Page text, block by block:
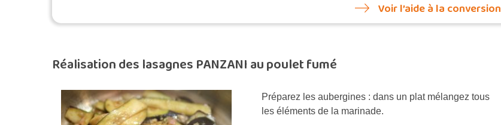
Voir l’aide à la conversion
Réalisation des lasagnes PANZANI au poulet fumé
Préparez les aubergines : dans un plat mélangez tous
les éléments de la marinade.